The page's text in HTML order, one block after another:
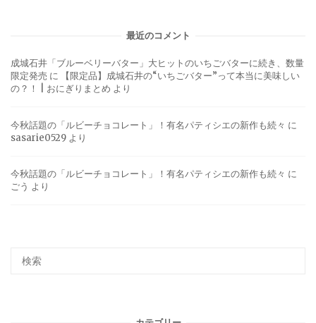
最近のコメント
成城石井「ブルーベリーバター」大ヒットのいちごバターに続き、数量
限定発売 に
【限定品】成城石井の“いちごバター”って本当に美味しい
の？！ | おにぎりまとめ より
今秋話題の「ルビーチョコレート」！有名パティシエの新作も続々 に
sasarie0529 より
今秋話題の「ルビーチョコレート」！有名パティシエの新作も続々 に
ごう より